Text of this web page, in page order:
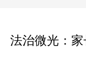
法治微光：